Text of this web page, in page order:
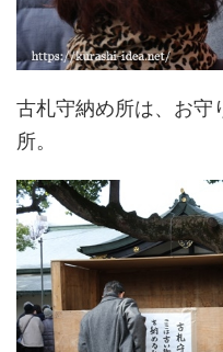
古札守納め所は、お守
所。